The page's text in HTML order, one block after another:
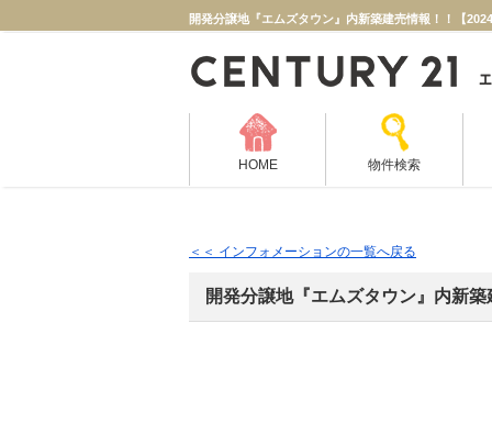
HOME 物件検索
＜＜ インフォメーションの一覧へ戻る
開発分譲地『エムズタウン』内新